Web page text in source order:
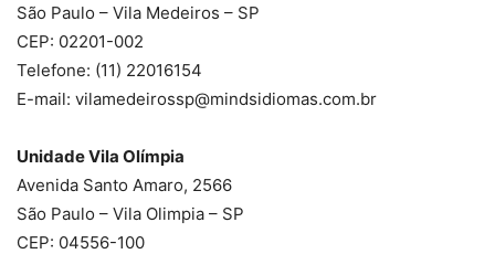
São Paulo – Vila Medeiros – SP
CEP: 02201-002
Telefone: (11) 22016154
E-mail: vilamedeirossp@mindsidiomas.com.br
Unidade Vila Olímpia
Avenida Santo Amaro, 2566
São Paulo – Vila Olimpia – SP
CEP: 04556-100